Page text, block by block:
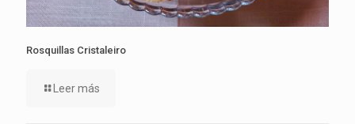
Rosquillas Cristaleiro
Leer más